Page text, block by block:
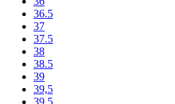
36.5
37
37.5
38
38.5
39
39,5
39.5